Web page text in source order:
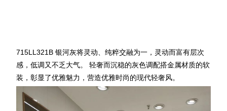
715LL321B 银河灰将灵动、纯粹交融为一，灵动而富有层次
感，低调又不乏大气。 轻奢而沉稳的灰色调配搭金属材质的软
装，彰显了优雅魅力，营造优雅时尚的现代轻奢风。